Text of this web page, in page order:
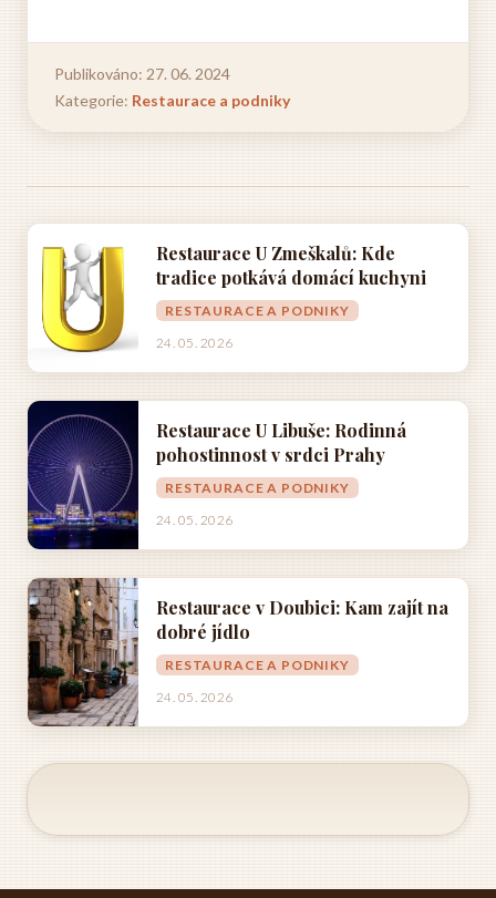
Publikováno: 27. 06. 2024
Kategorie: Restaurace a podniky
Restaurace U Zmeškalů: Kde
tradice potkává domácí kuchyni
RESTAURACE A PODNIKY
24. 05. 2026
Restaurace U Libuše: Rodinná
pohostinnost v srdci Prahy
RESTAURACE A PODNIKY
24. 05. 2026
Restaurace v Doubici: Kam zajít na
dobré jídlo
RESTAURACE A PODNIKY
24. 05. 2026